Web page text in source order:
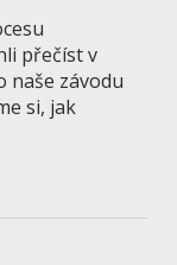
přečíst v
naše závodu
si, jak